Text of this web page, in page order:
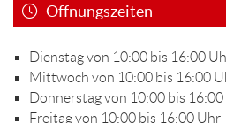
Öffnungszeiten
Dienstag von 10:00 bis 16:00
Mittwoch von 10:00 bis 16:00
Donnerstag von 10:00 bis
Freitag von 10:00 bis 16:00 Uhr